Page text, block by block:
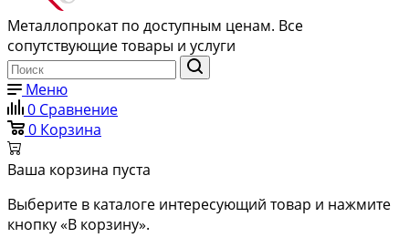
Металлопрокат по доступным ценам. Все
сопутствующие товары и услуги
Меню
0 Сравнение
0 Корзина
Ваша корзина пуста
Выберите в каталоге интересующий товар и нажмите
кнопку «В корзину».